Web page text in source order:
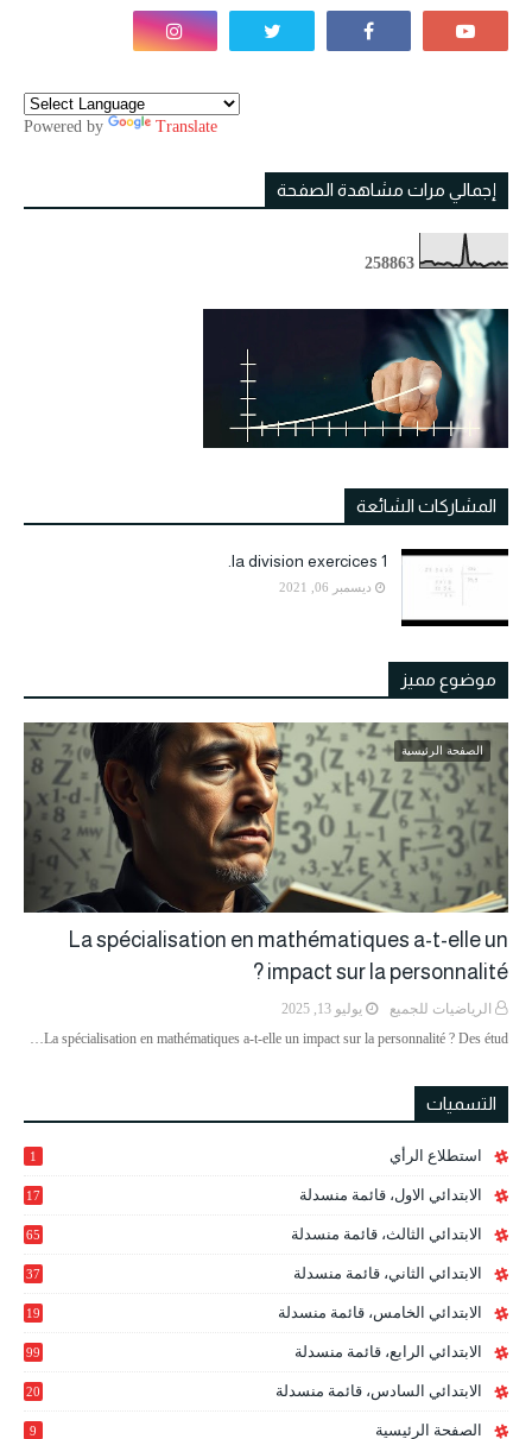
Powered by Translate
إجمالي مرات مشاهدة الصفحة
258863
المشاركات الشائعة
la division exercices 1.
ديسمبر 06, 2021
موضوع مميز
الصفحة الرئيسية
La spécialisation en mathématiques a-t-elle un
impact sur la personnalité ?
الرياضيات للجميع
يوليو 13, 2025
La spécialisation en mathématiques a-t-elle un impact sur la personnalité ? Des étud…
التسميات
استطلاع الرأي 1
الابتدائي الاول، قائمة منسدلة 17
الابتدائي الثالث، قائمة منسدلة 65
الابتدائي الثاني، قائمة منسدلة 37
الابتدائي الخامس، قائمة منسدلة
19
الابتدائي الرابع، قائمة منسدلة 99
الابتدائي السادس، قائمة منسدلة
20
الصفحة الرئيسية 9